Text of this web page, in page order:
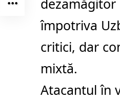
dezamăgitor
împotriva
critici, dar
mixtă.
Atacantul în